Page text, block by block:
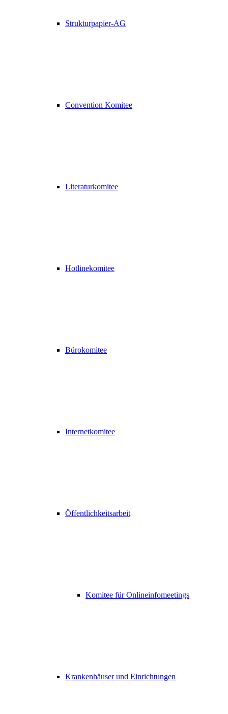
Strukturpapier-AG
Convention Komitee
Literaturkomitee
Hotlinekomitee
Bürokomitee
Internetkomitee
Öffentlichkeitsarbeit
Komitee für Onlineinfomeetings
Krankenhäuser und Einrichtungen